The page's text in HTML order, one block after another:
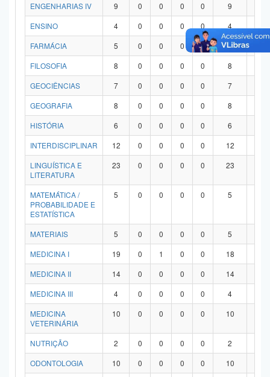
ENGENHARIAS IV
9 0 0 0 0 9
ENSINO
4 0 0 0 0 4
FARMÁCIA
5 0 0 0 0 5
FILOSOFIA
8 0 0 0 0 8
GEOCIÊNCIAS
7 0 0 0 0 7
GEOGRAFIA
8 0 0 0 0 8
HISTÓRIA
6 0 0 0 0 6
INTERDISCIPLINAR
12 0 0 0 0 12
LINGUÍSTICA E
LITERATURA
23 0 0 0 0 23
MATEMÁTICA /
PROBABILIDADE E
ESTATÍSTICA
5 0 0 0 0 5
MATERIAIS 5 0 0 0 0 5
MEDICINA I
19 0 1 0 0 18
MEDICINA II
14 0 0 0 0 14
MEDICINA III
4 0 0 0 0 4
MEDICINA
VETERINÁRIA
10 0 0 0 0 10
NUTRIÇÃO 2 0 0 0 0 2
ODONTOLOGIA
10 0 0 0 0 10